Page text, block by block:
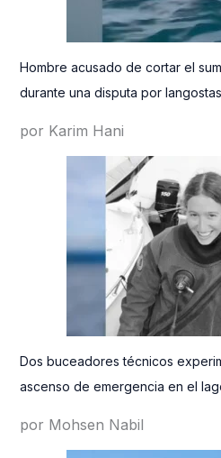
Hombre acusado de cortar el
durante una disputa por langostas
por Karim Hani
Dos buceadores técnicos
ascenso de emergencia en el
por Mohsen Nabil